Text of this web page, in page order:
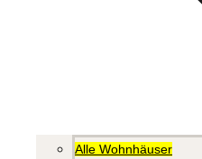
Alle Wohnhäuser